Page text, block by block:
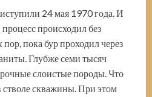
24 мая 1970 года. И
происходил без
пока бур проходил через
Глубже семи тысяч
слоистые породы. Что
стволе скважины. При этом